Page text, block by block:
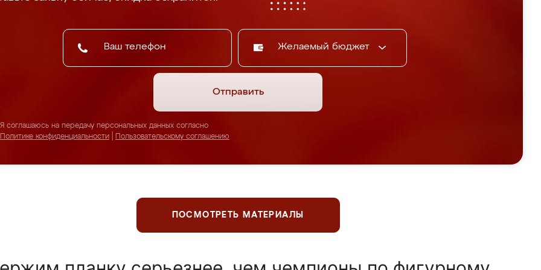
Желаемый бюджет
Отправить
Я соглашаюсь на передачу персональных данных согласно
Политике конфиденциальности
Пользовательскому соглашению
ПОСМОТРЕТЬ МАТЕРИАЛЫ